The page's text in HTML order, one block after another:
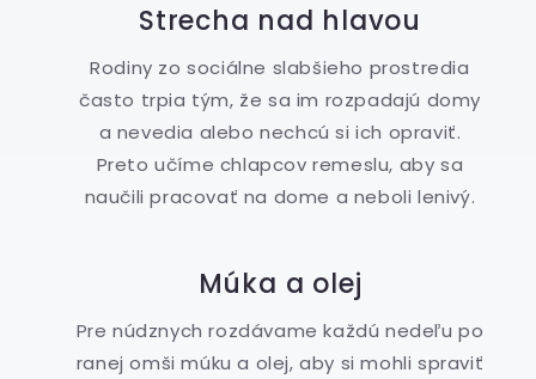
Strecha nad hlavou
Rodiny zo sociálne slabšieho prostredia
často trpia tým, že sa im rozpadajú domy
a nevedia alebo nechcú si ich opraviť.
Preto učíme chlapcov remeslu, aby sa
naučili pracovať na dome a neboli lenivý.
Múka a olej
Pre núdznych rozdávame každú nedeľu po
ranej omši múku a olej, aby si mohli spraviť